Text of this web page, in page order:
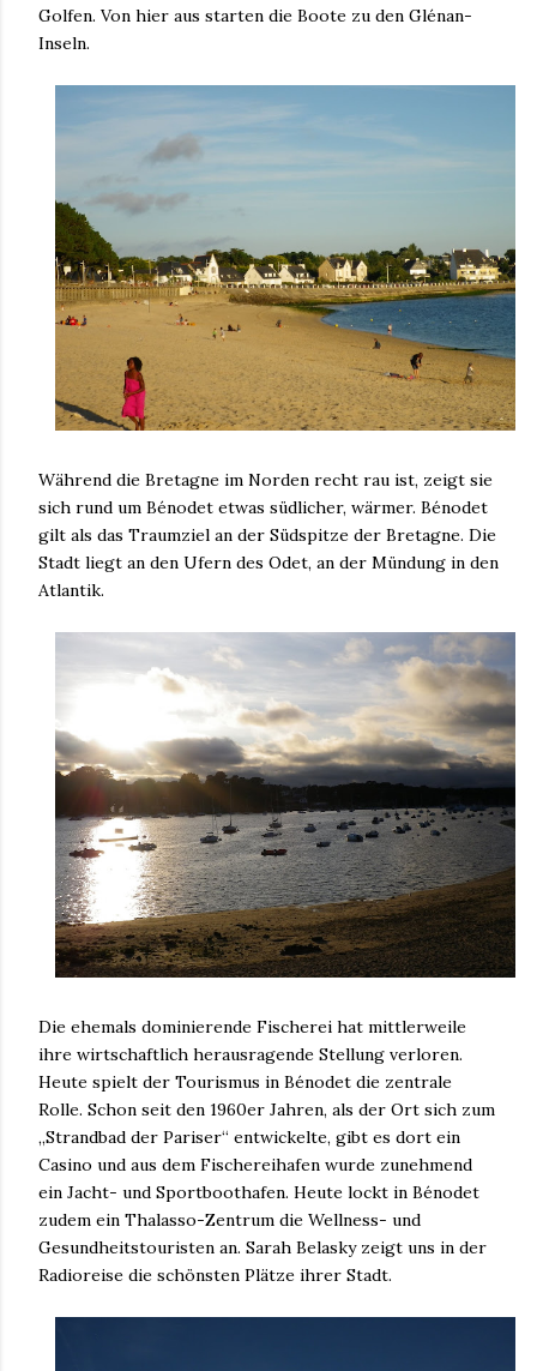
Golfen. Von hier aus starten die Boote zu den Glénan-
Inseln.
Während die Bretagne im Norden recht rau ist, zeigt sie
sich rund um Bénodet etwas südlicher, wärmer. Bénodet
gilt als das Traumziel an der Südspitze der Bretagne. Die
Stadt liegt an den Ufern des Odet, an der Mündung in den
Atlantik.
Die ehemals dominierende Fischerei hat mittlerweile
ihre wirtschaftlich herausragende Stellung verloren.
Heute spielt der Tourismus in Bénodet die zentrale
Rolle. Schon seit den 1960er Jahren, als der Ort sich zum
„Strandbad der Pariser“ entwickelte, gibt es dort ein
Casino und aus dem Fischereihafen wurde zunehmend
ein Jacht- und Sportboothafen. Heute lockt in Bénodet
zudem ein Thalasso-Zentrum die Wellness- und
Gesundheitstouristen an. Sarah Belasky zeigt uns in der
Radioreise die schönsten Plätze ihrer Stadt.